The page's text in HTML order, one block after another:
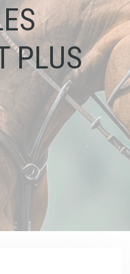
PLUS